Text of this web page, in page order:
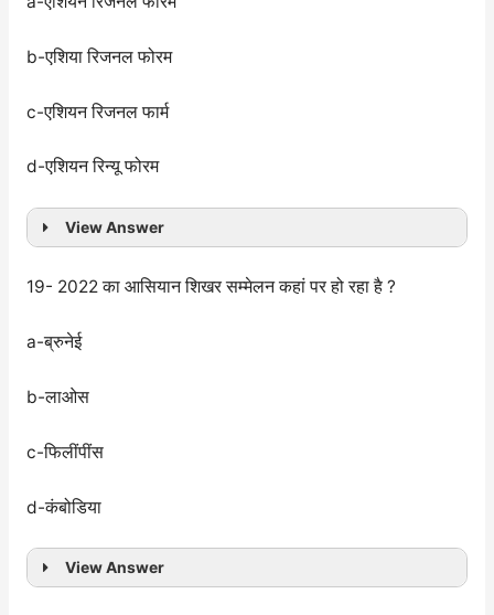
b-एशिया रिजनल फोरम
c-एशियन रिजनल फार्म
d-एशियन रिन्यू फोरम
View Answer
19- 2022 का आसियान शिखर सम्मेलन कहां पर हो रहा है ?
a-ब्रुनेई
b-लाओस
c-फिलींपींस
d-कंबोडिया
View Answer